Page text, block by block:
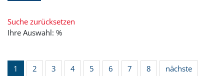
Suche zurücksetzen
Ihre Auswahl: %
1 2 3 4 5 6 7 8 nächste